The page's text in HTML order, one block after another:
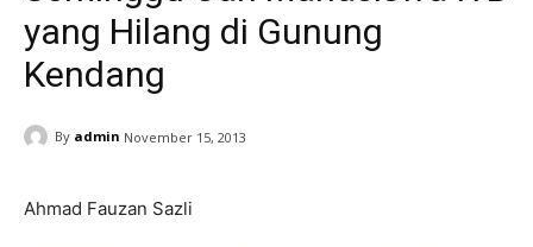
yang Hilang di Gunung
Kendang
By admin November 15, 2013
Ahmad Fauzan Sazli